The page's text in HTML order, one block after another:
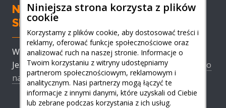
Niniejsza strona korzysta z plików
cookie
Korzystamy z plików cookie, aby dostosować treści i
reklamy, oferować funkcje społecznościowe oraz
analizować ruch na naszej stronie. Informacje o
Twoim korzystaniu z witryny udostępniamy
partnerom społecznościowym, reklamowym i
analitycznym. Nasi partnerzy mogą łączyć te
informacje z innymi danymi, które uzyskali od Ciebie
lub zebrane podczas korzystania z ich usług.
NISSAN - ZWIĘKSZ MOC I OSIĄGI
SILNIKA.
Wybierz model swojego auta Nissan z listy poniżej.
Jeżeli nie znalazłeś modelu twojego autazadzwoń do
nas- możliwe że mamy już rozwiązanie!